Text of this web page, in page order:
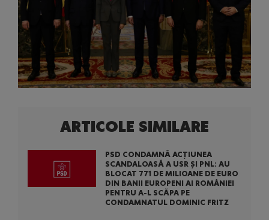
ARTICOLE SIMILARE
PSD CONDAMNĂ ACȚIUNEA
SCANDALOASĂ A USR ȘI PNL: AU
BLOCAT 771 DE MILIOANE DE EURO
DIN BANII EUROPENI AI ROMÂNIEI
PENTRU A-L SCĂPA PE
CONDAMNATUL DOMINIC FRITZ